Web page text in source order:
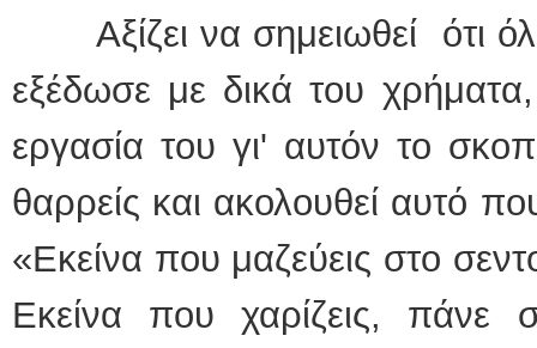
Αξίζει να σημειωθεί ότι
εξέδωσε με δικά του
εργασία του γι' αυτόν το
θαρρείς και ακολουθεί αυτό
«Εκείνα που μαζεύεις στο
Εκείνα που χαρίζεις, πάνε